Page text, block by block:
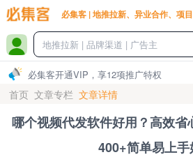
必集客 | 地推拉新、异业合作、项
必集客开通VIP，享12项推广特权
首页 文章专栏 文章详情
哪个视频代发软件好用？高效省
400+简单易上手